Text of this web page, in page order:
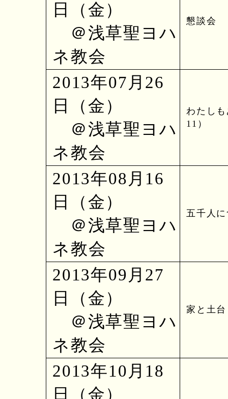
日（金）
＠浅草聖ヨハ
ネ教会
懇談会
2013年07月26
日（金）
＠浅草聖ヨハ
ネ教会
わたし
11）
2013年08月16
日（金）
＠浅草聖ヨハ
ネ教会
五千人
2013年09月27
日（金）
＠浅草聖ヨハ
ネ教会
家と土
2013年10月18
日（金）